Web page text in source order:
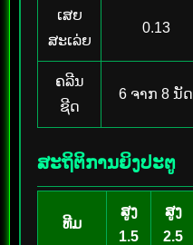
ເສຍ
ສະເລ່ຍ
0.13
ຄລີນ
ຊີດ
6 ຈາກ 8 ນັດ
ສະຖິຕິການຍິງປະຕູ
ທີມ
ສູງ
1.5
ສູງ
2.5